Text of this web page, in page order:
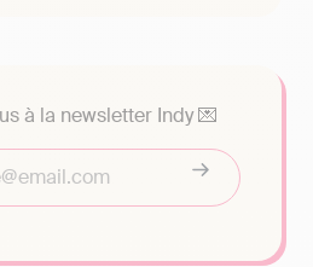
à la newsletter Indy 💌